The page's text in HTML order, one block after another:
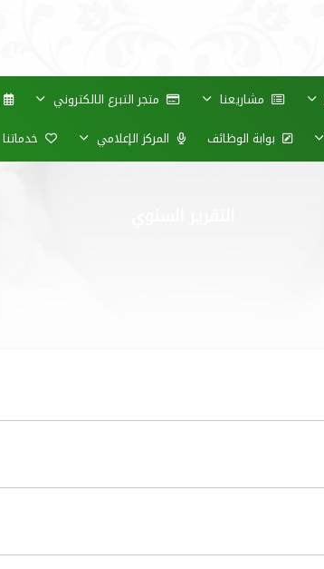
مشاريعنا متجر التبرع الالكتروني
بوابة الوظائف المركز الإعلامي خدماتنا